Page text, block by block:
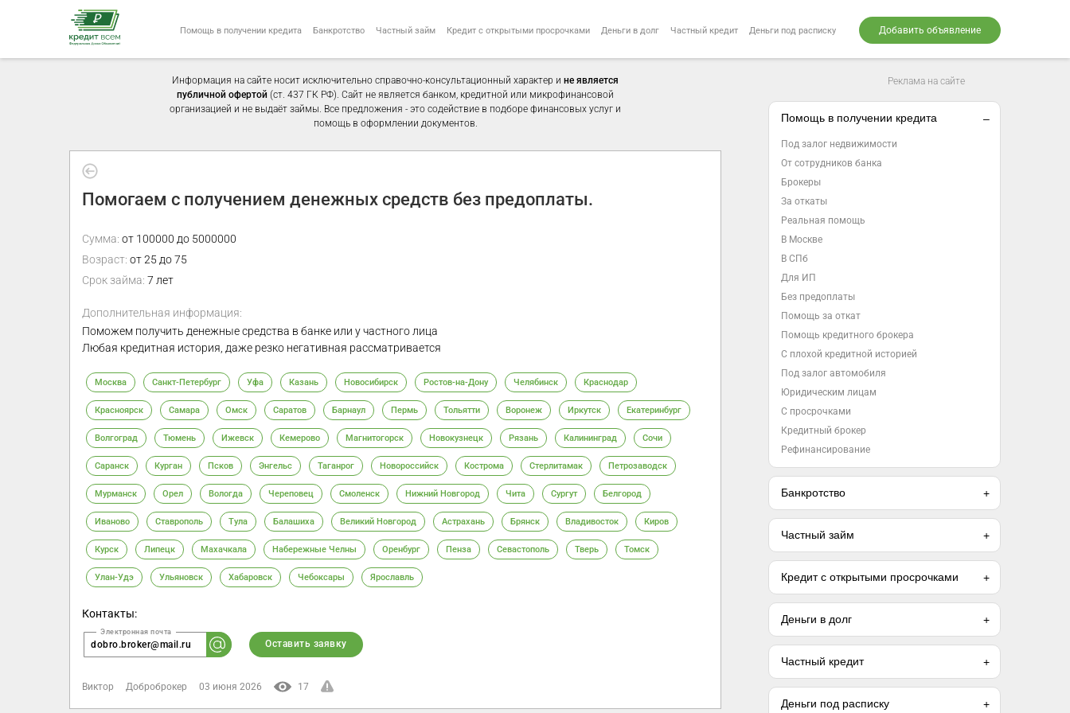
Помощь в получении кредита Банкротство Частный займ Кредит с открытыми просрочками Деньги в долг Частный кредит Деньги под расписку Добавить объявление
Информация на сайте носит исключительно справочно-консультационный характер и не является
публичной офертой (ст. 437 ГК РФ). Сайт не является банком, кредитной или микрофинансовой
организацией и не выдаёт займы. Все предложения - это содействие в подборе финансовых услуг и
помощь в оформлении документов.
Помогаем с получением денежных средств без предоплаты.
Сумма: от 100000 до 5000000
Возраст: от 25 до 75
Срок займа: 7 лет
Дополнительная информация:
Поможем получить денежные средства в банке или у частного лица
Любая кредитная история, даже резко негативная рассматривается
Москва Санкт-Петербург Уфа Казань Новосибирск Ростов-на-Дону Челябинск Краснодар
Красноярск Самара Омск Саратов Барнаул Пермь Тольятти Воронеж Иркутск Екатеринбург
Волгоград Тюмень Ижевск Кемерово Магнитогорск Новокузнецк Рязань Калининград Сочи
Саранск Курган Псков Энгельс Таганрог Новороссийск Кострома Стерлитамак Петрозаводск
Мурманск Орел Вологда Череповец Смоленск Нижний Новгород Чита Сургут Белгород
Иваново Ставрополь Тула Балашиха Великий Новгород Астрахань Брянск Владивосток Киров
Курск Липецк Махачкала Набережные Челны Оренбург Пенза Севастополь Тверь Томск
Улан-Удэ Ульяновск Хабаровск Чебоксары Ярославль
Контакты:
dobro.broker@mail.ru Оставить заявку
Виктор Доброброкер 03 июня 2026 17
Реклама на сайте
Помощь в получении кредита
Под залог недвижимости
От сотрудников банка
Брокеры
За откаты
Реальная помощь
В Москве
В СПб
Для ИП
Без предоплаты
Помощь за откат
Помощь кредитного брокера
С плохой кредитной историей
Под залог автомобиля
Юридическим лицам
С просрочками
Кредитный брокер
Рефинансирование
Банкротство
Частный займ
Кредит с открытыми просрочками
Деньги в долг
Частный кредит
Деньги под расписку